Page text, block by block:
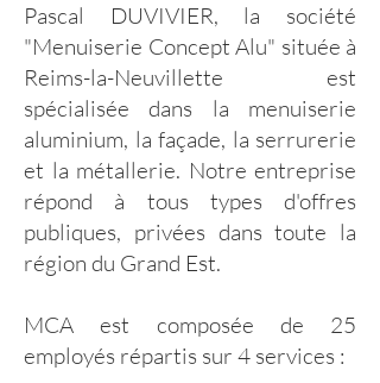
Pascal DUVIVIER, la société
"Menuiserie Concept Alu" située à
Reims-la-Neuvillette est
spécialisée dans la menuiserie
aluminium, la façade, la serrurerie
et la métallerie. Notre entreprise
répond à tous types d'offres
publiques, privées dans toute la
région du Grand Est.
MCA est composée de 25
employés répartis sur 4 services :